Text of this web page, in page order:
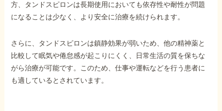
方、タンドスピロンは長期使用においても依存性や耐性が問題
になることは少なく、より安全に治療を続けられます。
さらに、タンドスピロンは鎮静効果が弱いため、他の精神薬と
比較して眠気や倦怠感が起こりにくく、日常生活の質を保ちな
がら治療が可能です。このため、仕事や運転などを行う患者に
も適しているとされています。